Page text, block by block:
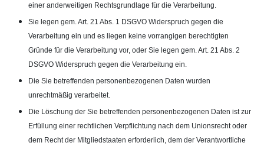
einer anderweitigen Rechtsgrundlage für die Verarbeitung.
Sie legen gem. Art. 21 Abs. 1 DSGVO Widerspruch gegen die
Verarbeitung ein und es liegen keine vorrangigen berechtigten
Gründe für die Verarbeitung vor, oder Sie legen gem. Art. 21 Abs. 2
DSGVO Widerspruch gegen die Verarbeitung ein.
Die Sie betreffenden personenbezogenen Daten wurden
unrechtmäßig verarbeitet.
Die Löschung der Sie betreffenden personenbezogenen Daten ist zur
Erfüllung einer rechtlichen Verpflichtung nach dem Unionsrecht oder
dem Recht der Mitgliedstaaten erforderlich, dem der Verantwortliche